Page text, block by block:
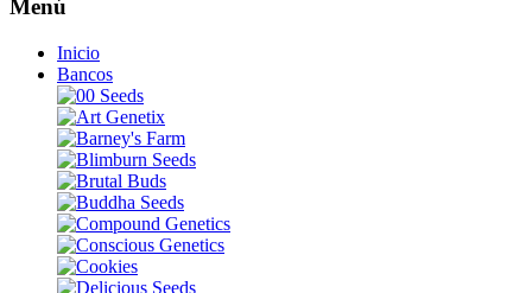
Menú
Inicio
Bancos